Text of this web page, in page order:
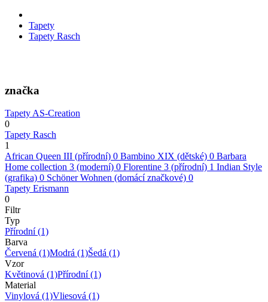
Tapety
Tapety Rasch
značka
Tapety AS-Creation
0
Tapety Rasch
1
African Queen III (přírodní) 0 Bambino XIX (dětské) 0 Barbara
Home collection 3 (moderní) 0 Florentine 3 (přírodní) 1 Indian Style
(grafika) 0 Schöner Wohnen (domácí značkové) 0
Tapety Erismann
0
Filtr
Typ
Přírodní(1)
Barva
Červená (1)Modrá (1)Šedá (1)
Vzor
Květinová (1)Přírodní(1)
Material
Vinylová (1)Vliesová (1)